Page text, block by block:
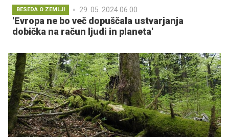
BESEDA O ZEMLJI 29. 05. 2024 06.00
'Evropa ne bo več dopuščala ustvarjanja
dobička na račun ljudi in planeta'